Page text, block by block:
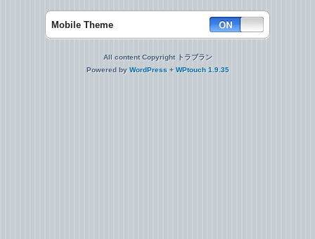
Mobile Theme
All content Copyright トラブラン
Powered by WordPress + WPtouch 1.9.35